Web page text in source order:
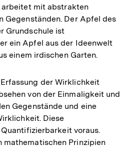
arbeitet mit abstrakten
Gegenständen. Der Apfel des
Grundschule ist
ein Apfel aus der Ideenwelt
einem irdischen Garten.
der Wirklichkeit
von der Einmaligkeit und
Gegenstände und eine
Diese
voraus.
mathematischen Prinzipien